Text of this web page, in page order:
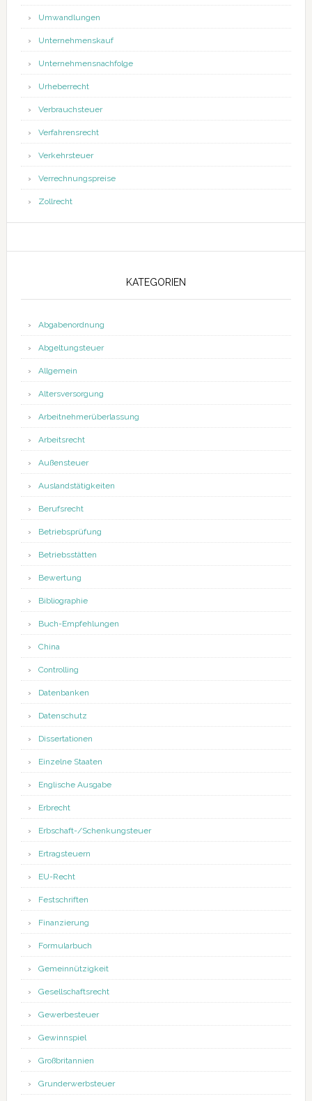
Umwandlungen
Unternehmenskauf
Unternehmensnachfolge
Urheberrecht
Verbrauchsteuer
Verfahrensrecht
Verkehrsteuer
Verrechnungspreise
Zollrecht
KATEGORIEN
Abgabenordnung
Abgeltungsteuer
Allgemein
Altersversorgung
Arbeitnehmerüberlassung
Arbeitsrecht
Außensteuer
Auslandstätigkeiten
Berufsrecht
Betriebsprüfung
Betriebsstätten
Bewertung
Bibliographie
Buch-Empfehlungen
China
Controlling
Datenbanken
Datenschutz
Dissertationen
Einzelne Staaten
Englische Ausgabe
Erbrecht
Erbschaft-/Schenkungsteuer
Ertragsteuern
EU-Recht
Festschriften
Finanzierung
Formularbuch
Gemeinnützigkeit
Gesellschaftsrecht
Gewerbesteuer
Gewinnspiel
Großbritannien
Grunderwerbsteuer